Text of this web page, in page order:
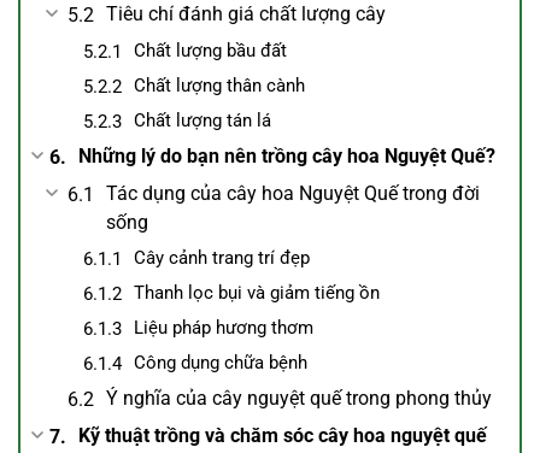
Tiêu chí đánh giá chất lượng cây
Chất lượng bầu đất
Chất lượng thân cành
Chất lượng tán lá
Những lý do bạn nên trồng cây hoa Nguyệt Quế?
Tác dụng của cây hoa Nguyệt Quế trong đời
sống
Cây cảnh trang trí đẹp
Thanh lọc bụi và giảm tiếng ồn
Liệu pháp hương thơm
Công dụng chữa bệnh
Ý nghĩa của cây nguyệt quế trong phong thủy
Kỹ thuật trồng và chăm sóc cây hoa nguyệt quế